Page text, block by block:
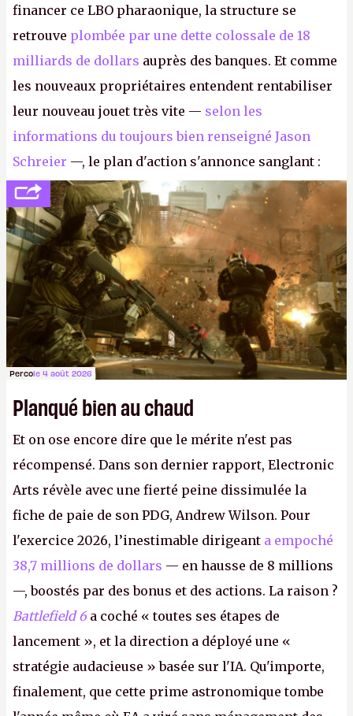
financer ce LBO pharaonique, la structure se
retrouve plombée par une dette colossale de 18
milliards de dollars auprès des banques. Et comme
les nouveaux propriétaires entendent rentabiliser
leur nouveau jouet très vite — selon les
informations du toujours bien renseigné Jason
Schreier —, le plan d'action s'annonce sanglant :
réductions de coûts drastiques, fermetures de
studios et licenciements massifs. En gros, essorer
FCetBattlefield, puis virer le reste.P.
Percole 4 août 2026
Planqué bien au chaud
Et on ose encore dire que le mérite n'est pas
récompensé. Dans son dernier rapport, Electronic
Arts révèle avec une fierté peine dissimulée la
fiche de paie de son PDG, Andrew Wilson. Pour
l'exercice 2026, l’inestimable dirigeant a empoché
38,7 millions de dollars — en hausse de 8 millions
—, boostés par des bonus et des actions. La raison ?
Battlefield 6 a coché « toutes ses étapes de
lancement », et la direction a déployé une «
stratégie audacieuse » basée sur l'IA. Qu'importe,
finalement, que cette prime astronomique tombe